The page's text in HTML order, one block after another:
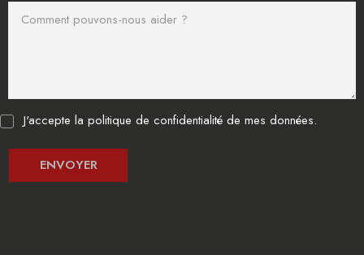
J'accepte la politique de confidentialité de mes données.